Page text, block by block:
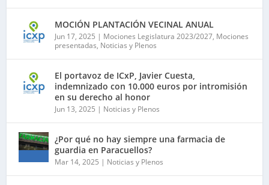
MOCIÓN PLANTACIÓN VECINAL ANUAL
Jun 17, 2025 | Mociones Legislatura 2023/2027, Mociones
presentadas, Noticias y Plenos
El portavoz de ICxP, Javier Cuesta,
indemnizado con 10.000 euros por intromisión
en su derecho al honor
Jun 13, 2025 | Noticias y Plenos
¿Por qué no hay siempre una farmacia de
guardia en Paracuellos?
Mar 14, 2025 | Noticias y Plenos